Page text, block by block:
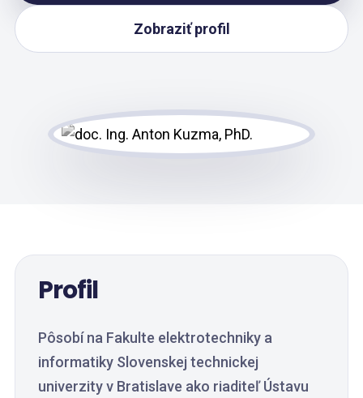
Zobraziť profil
Profil
Pôsobí na Fakulte elektrotechniky a
informatiky Slovenskej technickej
univerzity v Bratislave ako riaditeľ Ústavu